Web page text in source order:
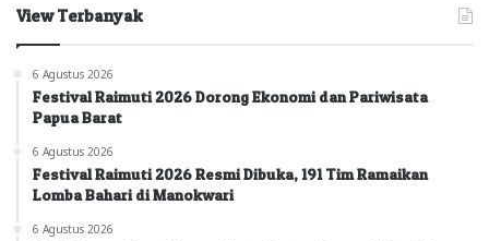
View Terbanyak
6 Agustus 2026
Festival Raimuti 2026 Dorong Ekonomi dan Pariwisata
Papua Barat
6 Agustus 2026
Festival Raimuti 2026 Resmi Dibuka, 191 Tim Ramaikan
Lomba Bahari di Manokwari
6 Agustus 2026